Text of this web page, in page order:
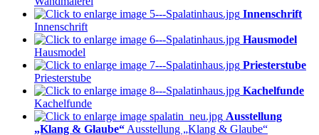
Innenschrift
Innenschrift
Hausmodel
Hausmodel
Priesterstube
Priesterstube
Kachelfunde
Kachelfunde
Ausstellung
„Klang & Glaube“ Ausstellung „Klang & Glaube“